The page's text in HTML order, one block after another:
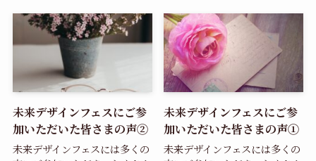
未来デザインフェスにご参
加いただいた皆さまの声②
未来デザインフェスには多くの
未来デザインフェスにご参
加いただいた皆さまの声①
未来デザインフェスには多くの